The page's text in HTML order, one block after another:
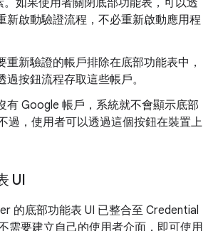
。如果使用者關閉底部功能表，可以透
新啟動驗證流程，不必重新啟動應用程
重新驗證的帳戶排除在底部功能表中，
過按鈕流程存取這些帳戶。
有 Google 帳戶，系統就不會顯示底部
過，使用者可以透過這個按鈕在裝置上
UI
的底部功能表 UI 已整合至 Credential
需要建立自己的使用者介面，即可使用